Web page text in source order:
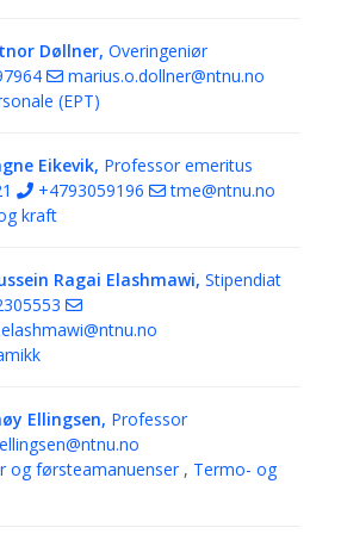
Døllner, Overingeniør
marius.o.dollner@ntnu.no
(EPT)
Eikevik, Professor emeritus
+4793059196
tme@ntnu.no
kraft
Ragai Elashmawi, Stipendiat
Ellingsen, Professor
og førsteamanuenser , Termo- og